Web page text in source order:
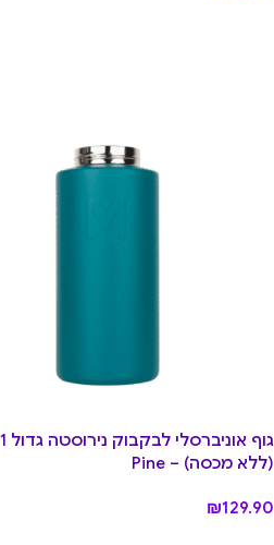
(ללא מכסה) – Pine
₪129.90